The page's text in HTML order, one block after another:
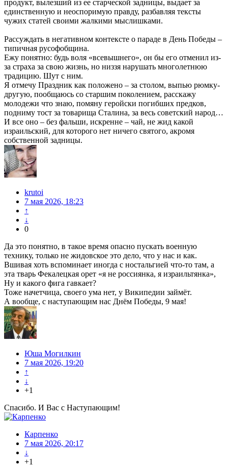
продукт, вылезший из ее старческой задницы, выдает за
единственную и неоспоримую правду, разбавляя тексты
чужих статей своими жалкими мыслишками.
Рассуждать в негативном контексте о параде в День Победы –
типичная русофобщина.
Ежу понятно: будь воля «всевышнего», он бы его отменил из-
за страха за свою жизнь, но низзя нарушать многолетнюю
традицию. Шут с ним.
Я отмечу Праздник как положено – за столом, выпью рюмку-
другую, пообщаюсь со старшим поколением, расскажу
молодежи что знаю, помяну геройски погибших предков,
подниму тост за товарища Сталина, за весь советский народ…
И все оно – без фальши, искренне – чай, не жид какой
израильский, для которого нет ничего святого, акромя
собственной задницы.
krutoi
7 мая 2026, 18:23
↑
↓
0
Да это понятно, в такое время опасно пускать военную
технику, только не жидовское это дело, что у нас и как.
Вшивая хоть вспоминает иногда с ностальгией что-то там, а
эта тварь Фекалецкая орет «я не россиянка, я израильтянка»,
Ну и какого фига гавкает?
Тоже начетчица, своего ума нет, у Википедии займёт.
А вообще, с наступающим нас Днём Победы, 9 мая!
Юша Могилкин
7 мая 2026, 19:20
↑
↓
+1
Спасибо. И Вас с Наступающим!
Карпенко
7 мая 2026, 20:17
↓
+1